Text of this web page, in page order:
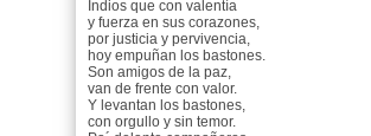
Indios que con valentía
y fuerza en sus corazones,
por justicia y pervivencia,
hoy empuñan los bastones.
Son amigos de la paz,
van de frente con valor.
Y levantan los bastones,
con orgullo y sin temor.